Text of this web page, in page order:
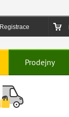
Registrace
Prodejny